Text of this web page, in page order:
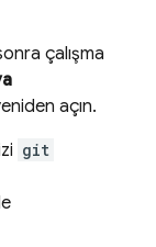
çalışma
açın.
git